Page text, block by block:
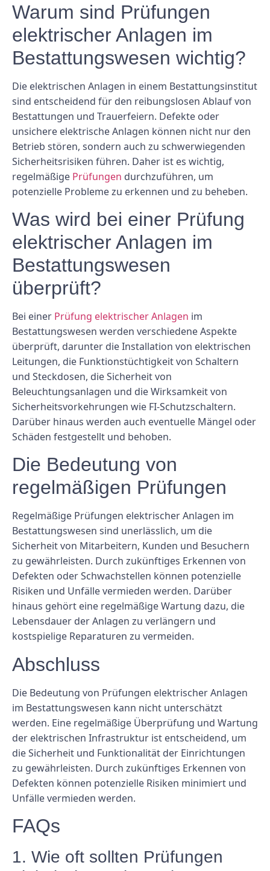
Warum sind Prüfungen
elektrischer Anlagen im
Bestattungswesen wichtig?
Die elektrischen Anlagen in einem Bestattungsinstitut
sind entscheidend für den reibungslosen Ablauf von
Bestattungen und Trauerfeiern. Defekte oder
unsichere elektrische Anlagen können nicht nur den
Betrieb stören, sondern auch zu schwerwiegenden
Sicherheitsrisiken führen. Daher ist es wichtig,
regelmäßige Prüfungen durchzuführen, um
potenzielle Probleme zu erkennen und zu beheben.
Was wird bei einer Prüfung
elektrischer Anlagen im
Bestattungswesen
überprüft?
Bei einer Prüfung elektrischer Anlagen im
Bestattungswesen werden verschiedene Aspekte
überprüft, darunter die Installation von elektrischen
Leitungen, die Funktionstüchtigkeit von Schaltern
und Steckdosen, die Sicherheit von
Beleuchtungsanlagen und die Wirksamkeit von
Sicherheitsvorkehrungen wie FI-Schutzschaltern.
Darüber hinaus werden auch eventuelle Mängel oder
Schäden festgestellt und behoben.
Die Bedeutung von
regelmäßigen Prüfungen
Regelmäßige Prüfungen elektrischer Anlagen im
Bestattungswesen sind unerlässlich, um die
Sicherheit von Mitarbeitern, Kunden und Besuchern
zu gewährleisten. Durch zukünftiges Erkennen von
Defekten oder Schwachstellen können potenzielle
Risiken und Unfälle vermieden werden. Darüber
hinaus gehört eine regelmäßige Wartung dazu, die
Lebensdauer der Anlagen zu verlängern und
kostspielige Reparaturen zu vermeiden.
Abschluss
Die Bedeutung von Prüfungen elektrischer Anlagen
im Bestattungswesen kann nicht unterschätzt
werden. Eine regelmäßige Überprüfung und Wartung
der elektrischen Infrastruktur ist entscheidend, um
die Sicherheit und Funktionalität der Einrichtungen
zu gewährleisten. Durch zukünftiges Erkennen von
Defekten können potenzielle Risiken minimiert und
Unfälle vermieden werden.
FAQs
1. Wie oft sollten Prüfungen